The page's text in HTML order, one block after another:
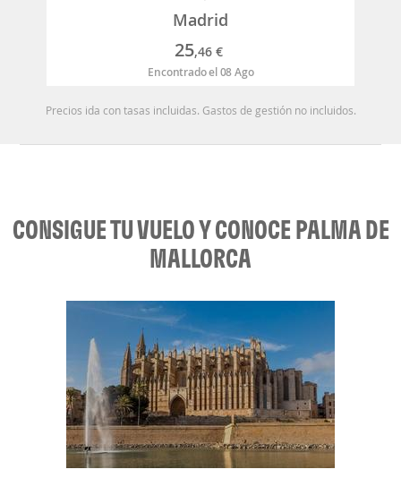
Madrid
25,46 €
Encontrado el 08 Ago
Precios ida con tasas incluidas. Gastos de gestión no incluidos.
CONSIGUE TU VUELO Y CONOCE PALMA DE
MALLORCA